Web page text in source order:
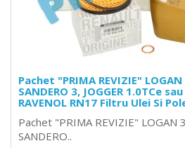
Pachet "PRIMA REVIZIE" LOGAN
SANDERO 3, JOGGER 1.0TCe
RAVENOL RN17 Filtru Ulei Si
Pachet "PRIMA REVIZIE" LOGAN
SANDERO..